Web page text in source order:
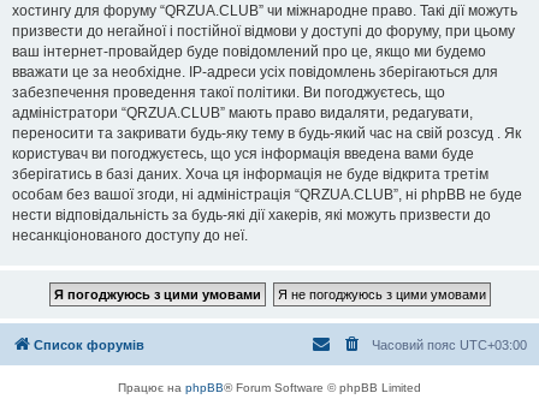
хостингу для форуму “QRZUA.CLUB” чи міжнародне право. Такі дії можуть
призвести до негайної і постійної відмови у доступі до форуму, при цьому
ваш інтернет-провайдер буде повідомлений про це, якщо ми будемо
вважати це за необхідне. IP-адреси усіх повідомлень зберігаються для
забезпечення проведення такої політики. Ви погоджуєтесь, що
адміністратори “QRZUA.CLUB” мають право видаляти, редагувати,
переносити та закривати будь-яку тему в будь-який час на свій розсуд . Як
користувач ви погоджуєтесь, що уся інформація введена вами буде
зберігатись в базі даних. Хоча ця інформація не буде відкрита третім
особам без вашої згоди, ні адміністрація “QRZUA.CLUB”, ні phpBB не буде
нести відповідальність за будь-які дії хакерів, які можуть призвести до
несанкціонованого доступу до неї.
Список форумів Часовий пояс UTC+03:00
Працює на phpBB® Forum Software © phpBB Limited